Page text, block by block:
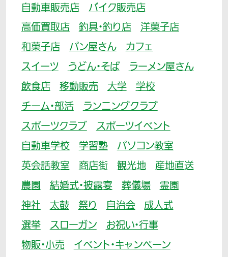
自動車販売店
バイク販売店
高価買取店
釣具・釣り店
洋菓子店
和菓子店
パン屋さん
カフェ
スイーツ
うどん・そば
ラーメン屋さん
飲食店
移動販売 大学
学校
チーム・部活
ランニングクラブ
スポーツクラブ
スポーツイベント
自動車学校
学習塾
パソコン教室
英会話教室
商店街 観光地
産地直送
農園
結婚式・披露宴 葬儀場
霊園
神社
太鼓 祭り 自治会
成人式
選挙
スローガン
お祝い・行事
物販・小売
イベント・キャンペーン